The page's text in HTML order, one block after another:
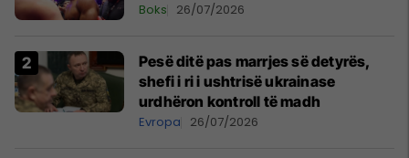
Boks 26/07/2026
Pesë ditë pas marrjes së detyrës,
shefi i ri i ushtrisë ukrainase
urdhëron kontroll të madh
Evropa 26/07/2026